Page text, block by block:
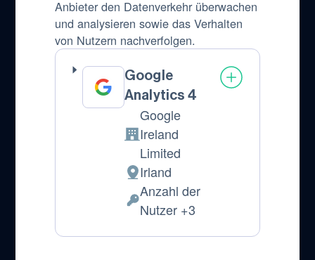
Anbieter den Datenverkehr überwachen
und analysieren sowie das Verhalten
von Nutzern nachverfolgen.
Google
Analytics 4
Firma:
Google
Ireland
Limited
Verarbeitungsort:
Irland
Verarbeitete
Anzahl der
Nutzer +3